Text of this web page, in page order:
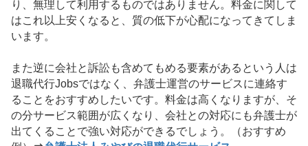
り、無理して利用するものではありません。料金に関して
はこれ以上安くなると、質の低下が心配になってきてしま
います。
また逆に会社と訴訟も含めてもめる要素があるという人は
退職代行Jobsではなく、弁護士運営のサービスに連絡す
ることをおすすめしたいです。料金は高くなりますが、そ
の分サービス範囲が広くなり、会社との対応にも弁護士が
出てくることで強い対応ができるでしょう。（おすすめ